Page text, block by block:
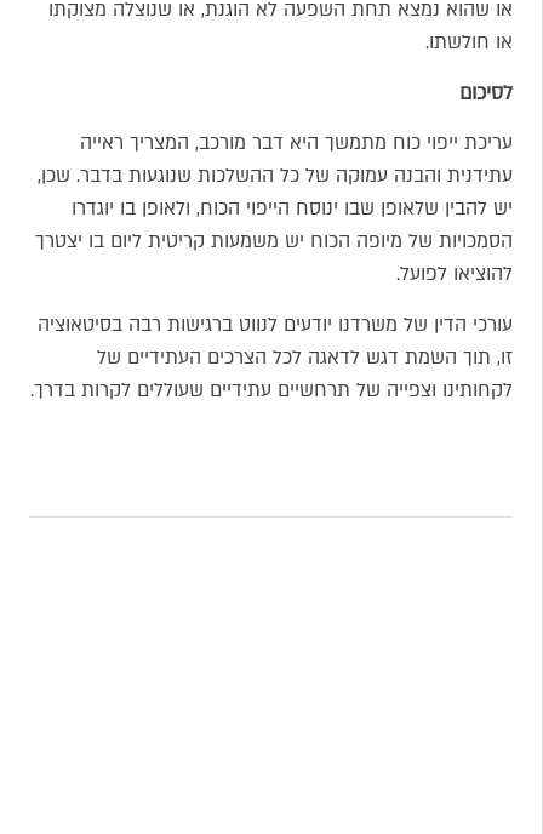
או שהוא נמצא תחת השפעה לא הוגנת, או שנוצלה מצוקתו
או חולשתו.
לסיכום
עריכת ייפוי כוח מתמשך היא דבר מורכב, המצריך ראייה
עתידנית והבנה עמוקה של כל ההשלכות שנוגעות בדבר. שכן,
יש להבין שלאופן שבו ינוסח הייפוי הכוח, ולאופן בו יוגדרו
הסמכויות של מיופה הכוח יש משמעות קריטית ליום בו יצטרך
להוציאו לפועל.
עורכי הדין של משרדנו יודעים לנווט ברגישות רבה בסיטאוציה
זו, תוך השמת דגש לדאגה לכל הצרכים העתידיים של
לקחותינו וצפייה של תרחשיים עתידיים שעוללים לקרות בדרך.